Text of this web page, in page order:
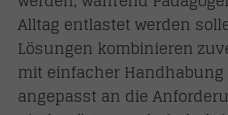
Alltag entlastet werden
Lösungen kombinieren
mit einfacher Handhabung
angepasst an die